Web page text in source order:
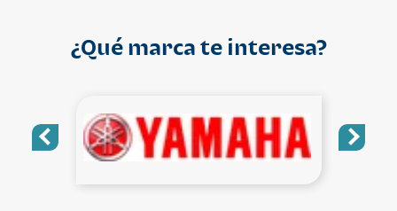
¿Qué marca te interesa?